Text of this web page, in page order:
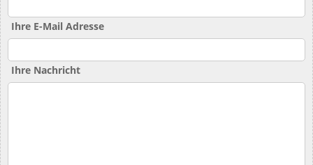
Ihre E-Mail Adresse
Ihre Nachricht